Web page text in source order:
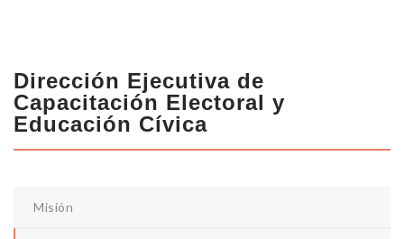
Dirección Ejecutiva de
Capacitación Electoral y
Educación Cívica
Misión